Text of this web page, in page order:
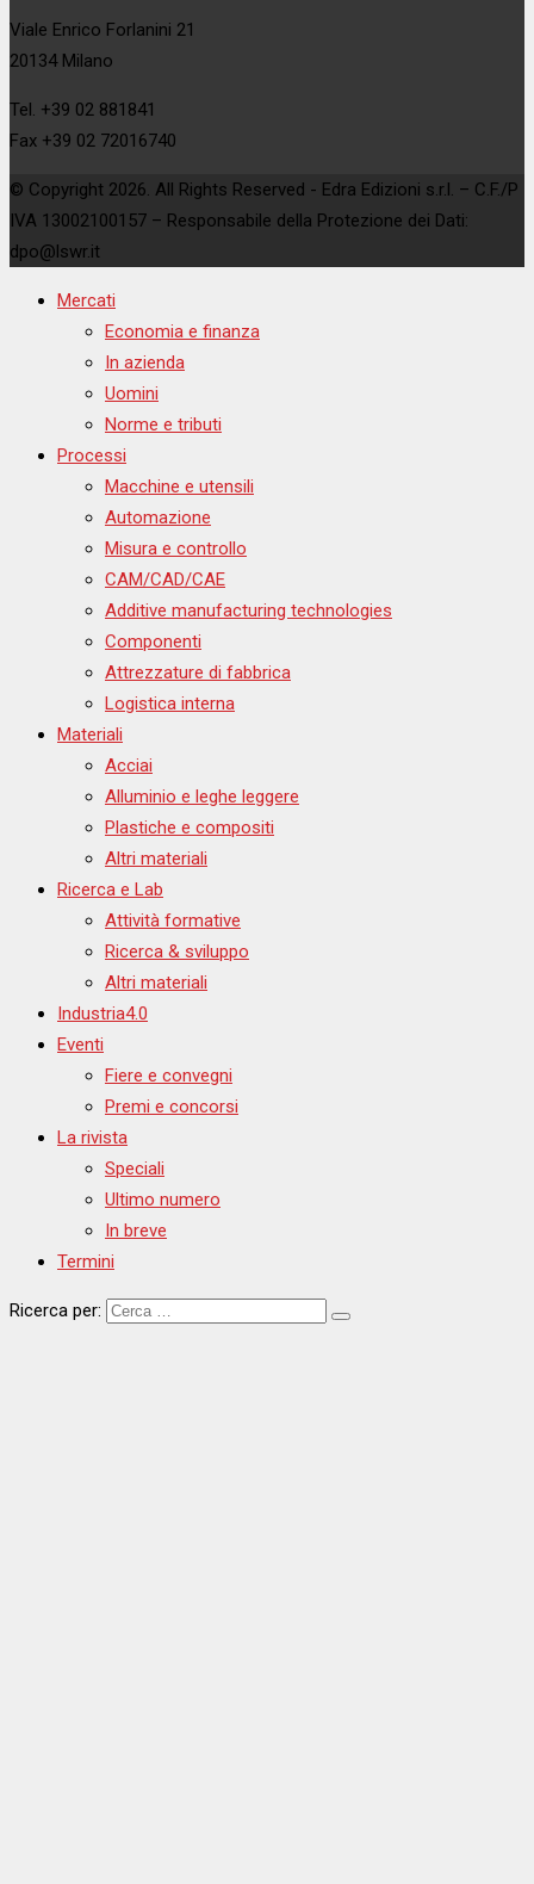
Viale Enrico Forlanini 21
20134 Milano
Tel. +39 02 881841
Fax +39 02 72016740
© Copyright 2026. All Rights Reserved - Edra Edizioni s.r.l. – C.F./P
IVA 13002100157 – Responsabile della Protezione dei Dati:
dpo@lswr.it
Mercati
Economia e finanza
In azienda
Uomini
Norme e tributi
Processi
Macchine e utensili
Automazione
Misura e controllo
CAM/CAD/CAE
Additive manufacturing technologies
Componenti
Attrezzature di fabbrica
Logistica interna
Materiali
Acciai
Alluminio e leghe leggere
Plastiche e compositi
Altri materiali
Ricerca e Lab
Attività formative
Ricerca & sviluppo
Altri materiali
Industria4.0
Eventi
Fiere e convegni
Premi e concorsi
La rivista
Speciali
Ultimo numero
In breve
Termini
Ricerca per: